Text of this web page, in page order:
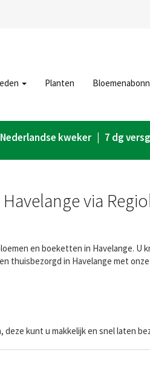
Planten
kweker | 7 dg
via
en boeketten in Havelange. U
thuisbezorgd in Havelange met
kunt u makkelijk en snel laten